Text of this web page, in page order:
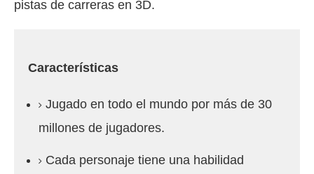
pistas de carreras en 3D.
Características
Jugado en todo el mundo por más de 30
millones de jugadores.
Cada personaje tiene una habilidad